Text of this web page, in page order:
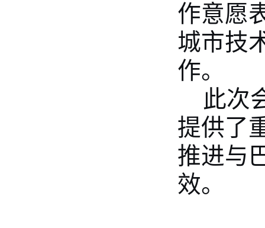
作意愿
城市技
作。
此次
提供了
推进与
效。